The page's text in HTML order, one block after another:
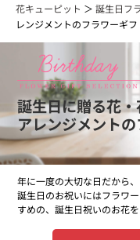
花キューピット 誕生日フ
レンジメントのフラワーギフ
誕生日に贈る花
アレンジメント
年に一度の大切な日だから
誕生日のお祝いにはフラワ
すめの、誕生日祝いのお花を